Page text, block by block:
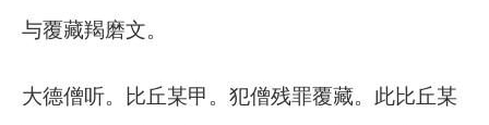
与覆藏羯磨文。
大德僧听。比丘某甲。犯僧残罪覆藏。此比丘某